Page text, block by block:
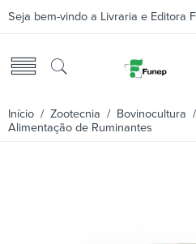
Seja bem-vindo a Livraria e Editora
Início / Zootecnia / Bovinocultura
Alimentação de Ruminantes